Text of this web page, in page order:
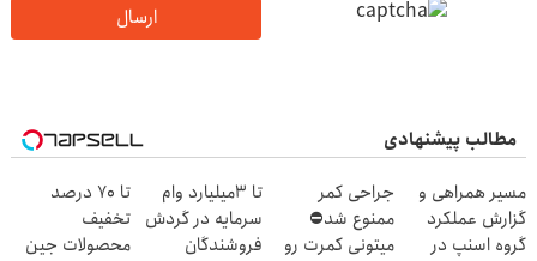
ارسال
مطالب پیشنهادی
مسیر همراهی و
گزارش عملکرد
گروه اسنپ در
جراحی کمر
ممنوع شد⛔
میتونی کمرت رو
تا 3میلیارد وام
سرمایه در گردش
فروشندگان
تا 70 درصد
تخفیف
محصولات جین